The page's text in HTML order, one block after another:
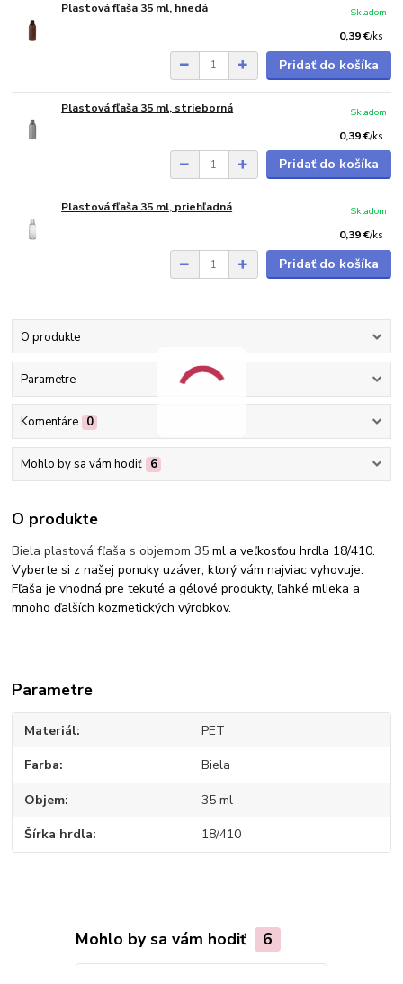
Plastová fľaša 35 ml, hnedá
0,39 €/ks
Skladom
Pridať do košíka
Plastová fľaša 35 ml, strieborná
0,39 €/ks
Skladom
Pridať do košíka
Plastová fľaša 35 ml, priehľadná
0,39 €/ks
Skladom
Pridať do košíka
O produkte
Parametre
Komentáre 0
Mohlo by sa vám hodiť 6
O produkte
Biela plastová fľaša s objemom 35ml a veľkosťou hrdla 18/410.
Vyberte si z našej ponuky uzáver, ktorý vám najviac vyhovuje.
Fľaša je vhodná pre tekuté a gélové produkty, ľahké mlieka a
mnoho ďalších kozmetických výrobkov.
Parametre
Materiál PET
Farba Biela
Objem 35 ml
Šírka hrdla 18/410
Mohlo by sa vám hodiť 6